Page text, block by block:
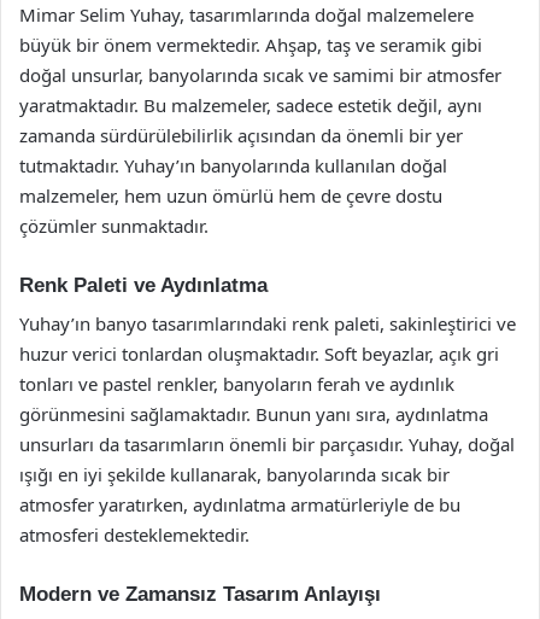
Mimar Selim Yuhay, tasarımlarında doğal malzemelere
büyük bir önem vermektedir. Ahşap, taş ve seramik gibi
doğal unsurlar, banyolarında sıcak ve samimi bir atmosfer
yaratmaktadır. Bu malzemeler, sadece estetik değil, aynı
zamanda sürdürülebilirlik açısından da önemli bir yer
tutmaktadır. Yuhay’ın banyolarında kullanılan doğal
malzemeler, hem uzun ömürlü hem de çevre dostu
çözümler sunmaktadır.
Renk Paleti ve Aydınlatma
Yuhay’ın banyo tasarımlarındaki renk paleti, sakinleştirici ve
huzur verici tonlardan oluşmaktadır. Soft beyazlar, açık gri
tonları ve pastel renkler, banyoların ferah ve aydınlık
görünmesini sağlamaktadır. Bunun yanı sıra, aydınlatma
unsurları da tasarımların önemli bir parçasıdır. Yuhay, doğal
ışığı en iyi şekilde kullanarak, banyolarında sıcak bir
atmosfer yaratırken, aydınlatma armatürleriyle de bu
atmosferi desteklemektedir.
Modern ve Zamansız Tasarım Anlayışı